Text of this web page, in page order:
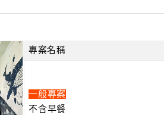
專案名稱
一般專案
不含早餐